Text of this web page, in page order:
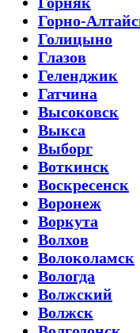
Горно-
Голицыно
Глазов
Геленджик
Гатчина
Высоковск
Выкса
Выборг
Воткинск
Воскресенск
Воронеж
Воркута
Волхов
Волоколамск
Вологда
Волжский
Волжск